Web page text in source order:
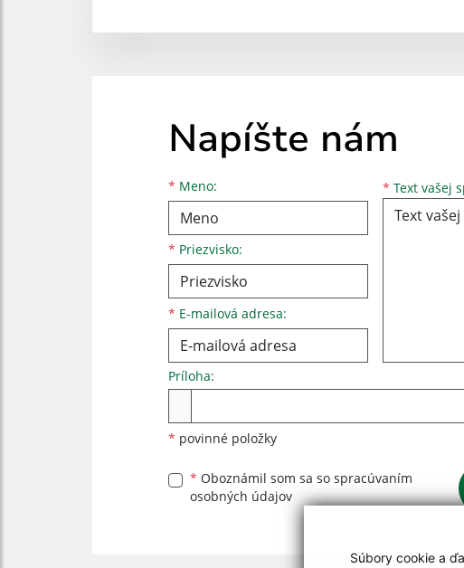
Súbory cookie a
Napíšte nám
* Meno:
Meno
* Priezvisko:
Priezvisko
* E-mailová adresa:
E-mailová adresa * Text vašej
Príloha:
* povinné položky
* Oboznámil som sa so spracúvaním
osobných údajov